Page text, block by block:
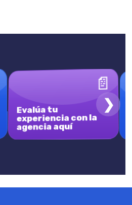
❯
📄
Evalúa tu
experiencia con la
agencia aquí